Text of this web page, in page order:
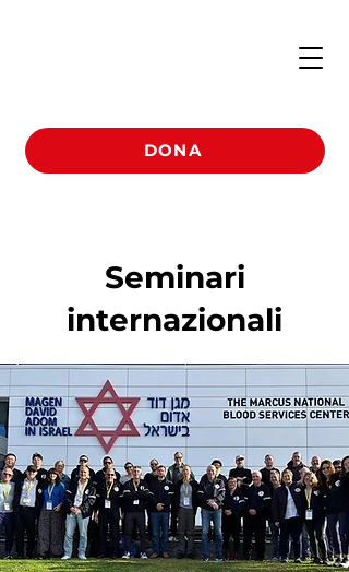
DONA
Seminari
internazionali